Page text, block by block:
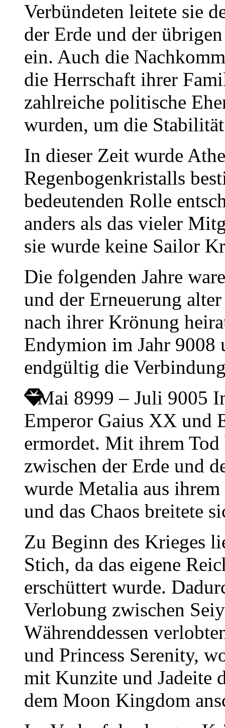
Verbündeten leitete sie
der Erde und der
ein. Auch die
die Herrschaft ihrer
zahlreiche politische
wurden, um die
In dieser Zeit wurde
Regenbogenkristalls
bedeutenden Rolle
anders als das vieler
sie wurde keine Sailor
Die folgenden Jahre
und der Erneuerung
nach ihrer Krönung
Endymion im Jahr 9008
endgültig die
Mai 8999 – Juli 9005
Emperor Gaius XX und
ermordet. Mit ihrem
zwischen der Erde und
wurde Metalia aus
und das Chaos breitete
Zu Beginn des Krieges
Stich, da das eigene
erschüttert wurde.
Verlobung zwischen
Währenddessen
und Princess Serenity,
mit Kunzite und Jadeite
dem Moon Kingdom